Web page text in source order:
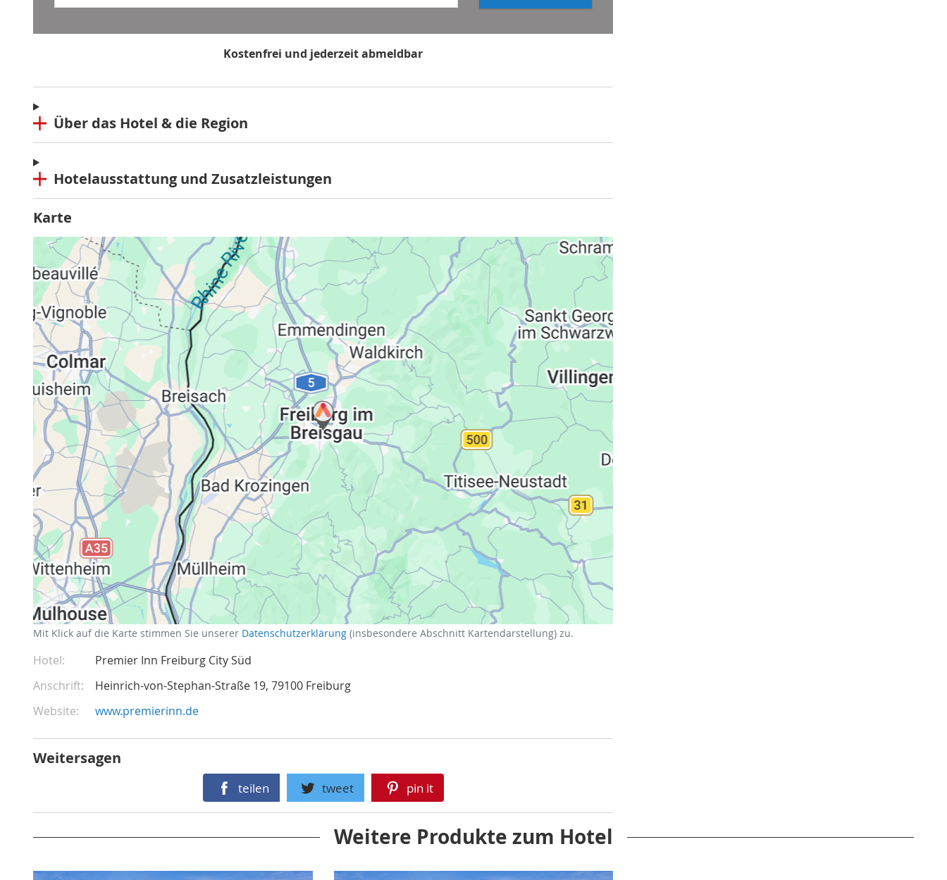
Kostenfrei und jederzeit abmeldbar
Über das Hotel & die Region
Hotelausstattung und Zusatzleistungen
Karte
Datenschutzerklärung
Mit Klick auf die Karte stimmen Sie unserer Datenschutzerklärung (insbesondere Abschnitt Kartendarstellung) zu.
Hotel
Premier Inn Freiburg City Süd
Anschrift
Heinrich-von-Stephan-Straße 19 79100 Freiburg
Website
www.premierinn.de
Weitersagen
teilen tweet pin it
Weitere Produkte zum Hotel